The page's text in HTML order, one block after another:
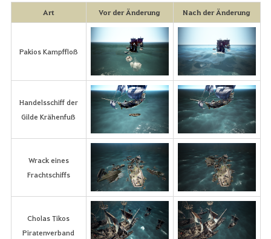
Art Vor der Änderung Nach der Änderung
Pakios Kampffloß
Handelsschiff der
Gilde Krähenfuß
Wrack eines
Frachtschiffs
Cholas Tikos
Piratenverband